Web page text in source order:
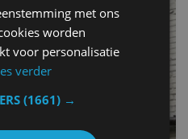
met ons
worden
voor personalisatie
verder
(1661) →